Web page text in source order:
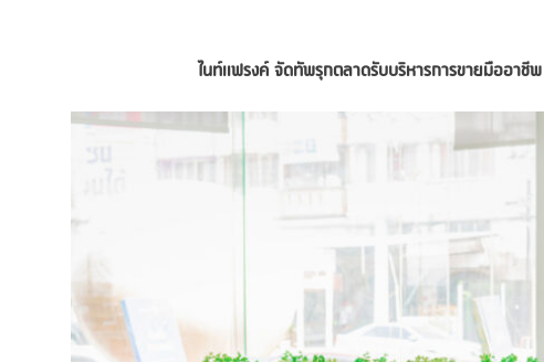
ไนท์แฟรงค์จัดทัพรุกตลาดรับบริหารการขายมืออาชีพ